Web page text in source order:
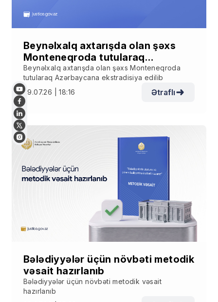
Beynəlxalq axtarışda olan şəxs
Monteneqroda tutularaq
Azərbaycana ekstradisiya edilib
Beynəlxalq axtarışda olan şəxs Monteneqroda
tutularaq Azərbaycana ekstradisiya edilib
29.07.26 | 18:16
Ətraflı
Bələdiyyələr üçün növbəti metodik
vəsait hazırlanıb
Bələdiyyələr üçün növbəti metodik vəsait
hazırlanıb